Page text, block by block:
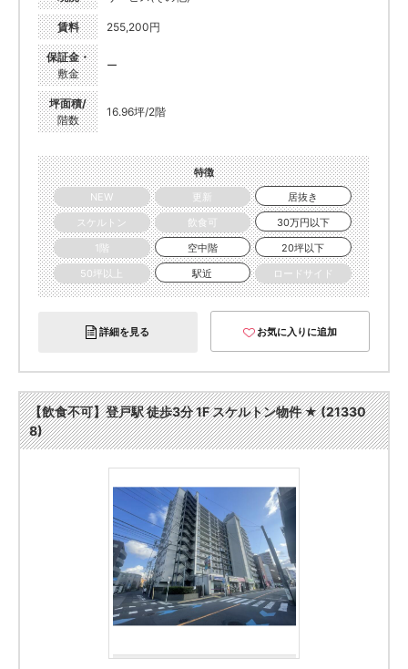
賃料 255,200円
保証金・
敷金
ー
坪面積/
階数
16.96坪/2階
特徴
NEW
更新
居抜き
スケルトン
飲食可
30万円以下
1階
空中階
20坪以下
50坪以上
駅近 ロードサイド
詳細を見る お気に入りに追加
【飲食不可】登戸駅 徒歩3分 1F スケルトン物件 ★ (21330
8)